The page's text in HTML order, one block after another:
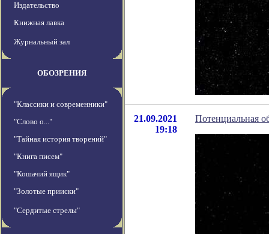
Издательство
Книжная лавка
Журнальный зал
ОБОЗРЕНИЯ
"Классики и современники"
"Слово о..."
"Тайная история творений"
"Книга писем"
"Кошачий ящик"
"Золотые прииски"
"Сердитые стрелы"
21.09.2021
19:18
Потенциальная